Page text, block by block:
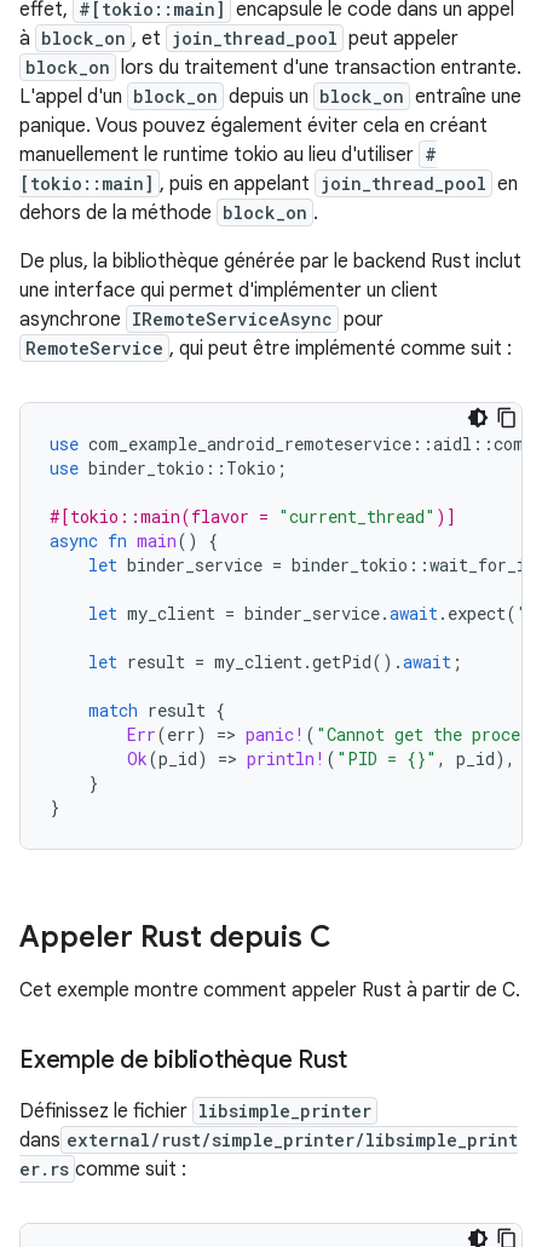
effet, #[tokio::main] encapsule le code dans un appel
à block_on , et join_thread_pool peut appeler
block_on lors du traitement d'une transaction entrante.
L'appel d'un block_on depuis un block_on entraîne une
panique. Vous pouvez également éviter cela en créant
manuellement le runtime tokio au lieu d'utiliser #
[tokio::main] , puis en appelant join_thread_pool en
dehors de la méthode block_on .
De plus, la bibliothèque générée par le backend Rust inclut
une interface qui permet d'implémenter un client
asynchrone IRemoteServiceAsync pour
RemoteService , qui peut être implémenté comme suit :
use com_example_android_remoteservice ::aidl ::com
use binder_tokio :: Tokio ;
#[tokio::main(flavor = "current_thread" )]
async fn main()
{
let binder_service = binder_tokio ::
let my_client = binder_service.await. expect(
let result = my_client.getPid().await ;
match result {
Err(err) => panic! ( "Cannot get the
Ok(p_id) => println! ( "PID = {}" , p_id),
}
}
Appeler Rust depuis C
Cet exemple montre comment appeler Rust à partir de C.
Exemple de bibliothèque Rust
Définissez le fichier libsimple_printer
dans external/rust/simple_printer/libsimple_print
er.rs comme suit :